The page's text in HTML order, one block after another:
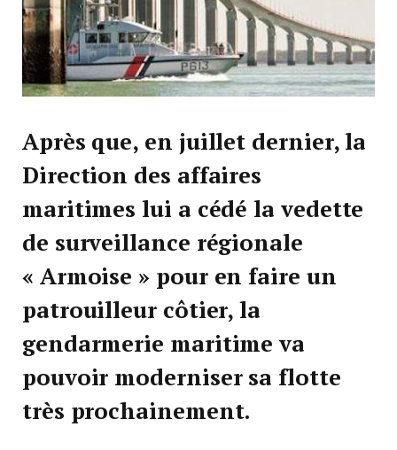
Après que, en juillet dernier, la
Direction des affaires
maritimes lui a cédé la vedette
de surveillance régionale
« Armoise » pour en faire un
patrouilleur côtier, la
gendarmerie maritime va
pouvoir moderniser sa flotte
très prochainement.